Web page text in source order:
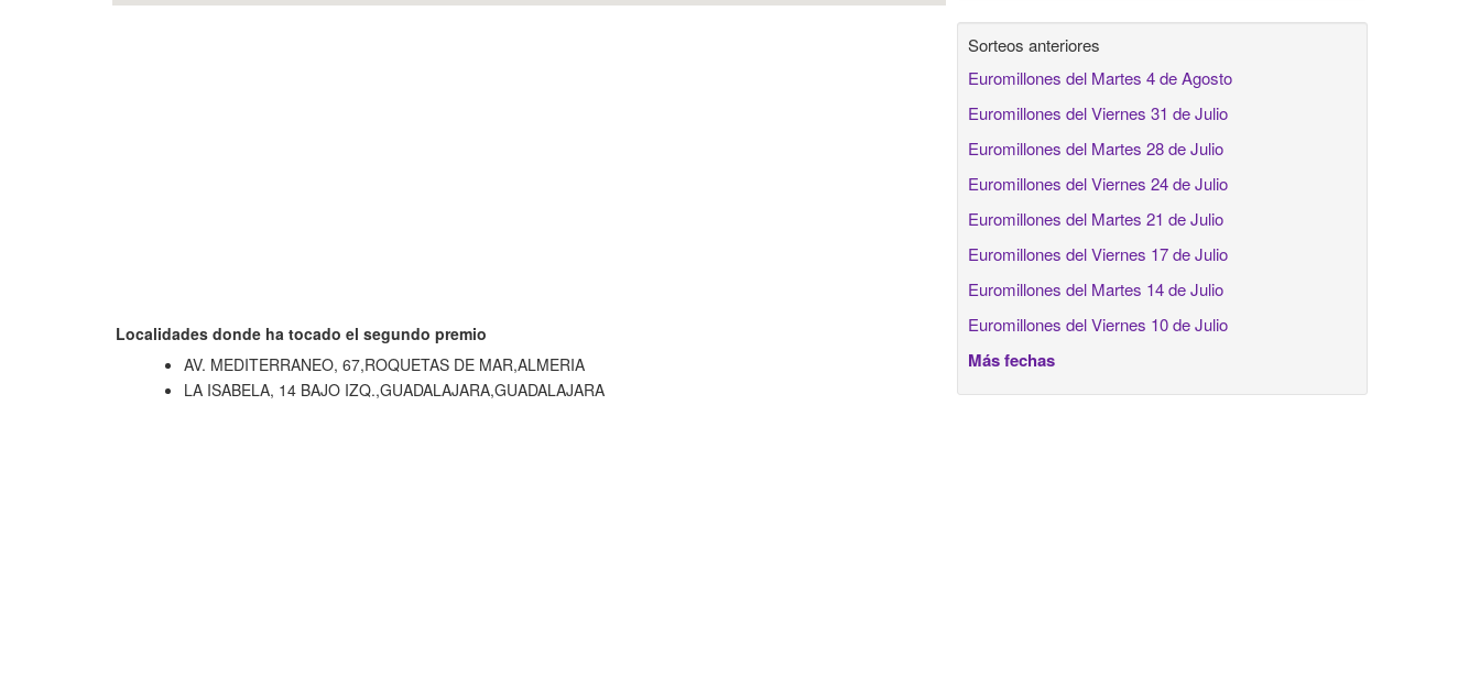
Localidades donde ha tocado el segundo premio
AV. MEDITERRANEO, 67,ROQUETAS DE MAR,ALMERIA
LA ISABELA, 14 BAJO IZQ.,GUADALAJARA,GUADALAJARA
Sorteos anteriores
Euromillones del Martes 4 de Agosto
Euromillones del Viernes 31 de Julio
Euromillones del Martes 28 de Julio
Euromillones del Viernes 24 de Julio
Euromillones del Martes 21 de Julio
Euromillones del Viernes 17 de Julio
Euromillones del Martes 14 de Julio
Euromillones del Viernes 10 de Julio
Más fechas